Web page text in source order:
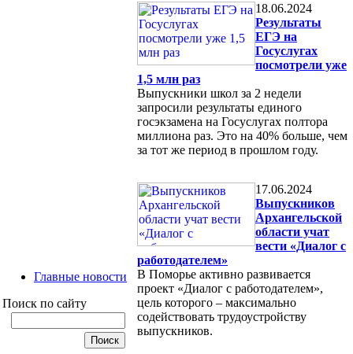
Главные новости
Поиск по сайту
18.06.2024
Результаты
ЕГЭ на
Госуслугах
посмотрели уже
1,5 млн раз
Выпускники школ за 2 недели
запросили результаты единого
госэкзамена на Госуслугах полтора
миллиона раз. Это на 40% больше, чем
за тот же период в прошлом году.
17.06.2024
Выпускников
Архангельской
области учат
вести «Диалог с
работодателем»
В Поморье активно развивается
проект «Диалог с работодателем»,
цель которого – максимально
содействовать трудоустройству
выпускников.